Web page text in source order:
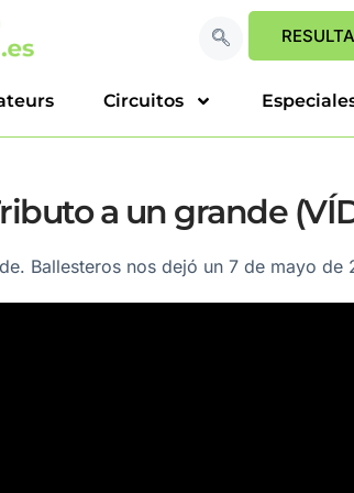
Circuitos
a un grande
Ballesteros nos dejó un 7 de mayo de